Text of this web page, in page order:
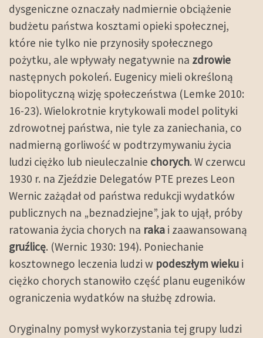
dysgeniczne oznaczały nadmiernie obciążenie
budżetu państwa kosztami opieki społecznej,
które nie tylko nie przynosiły społecznego
pożytku, ale wpływały negatywnie na zdrowie
następnych pokoleń. Eugenicy mieli określoną
biopolityczną wizję społeczeństwa (Lemke 2010:
16-23). Wielokrotnie krytykowali model polityki
zdrowotnej państwa, nie tyle za zaniechania, co
nadmierną gorliwość w podtrzymywaniu życia
ludzi ciężko lub nieuleczalnie chorych. W czerwcu
1930 r. na Zjeździe Delegatów PTE prezes Leon
Wernic zażądał od państwa redukcji wydatków
publicznych na „beznadziejne”, jak to ujął, próby
ratowania życia chorych na raka i zaawansowaną
gruźlicę. (Wernic 1930: 194). Poniechanie
kosztownego leczenia ludzi w podeszłym wieku i
ciężko chorych stanowiło część planu eugeników
ograniczenia wydatków na służbę zdrowia.
Oryginalny pomysł wykorzystania tej grupy ludzi